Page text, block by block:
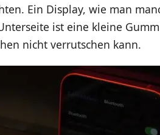
Ein Display, wie man
ist eine kleine
nicht verrutschen kann.